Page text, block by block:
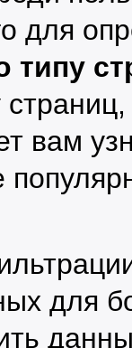
для
типу
вам
для